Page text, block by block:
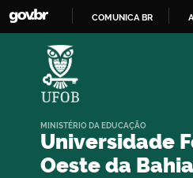
COMUNICA BR
Universidade
Oeste da Bahia
MINISTÉRIO DA EDUCAÇÃO